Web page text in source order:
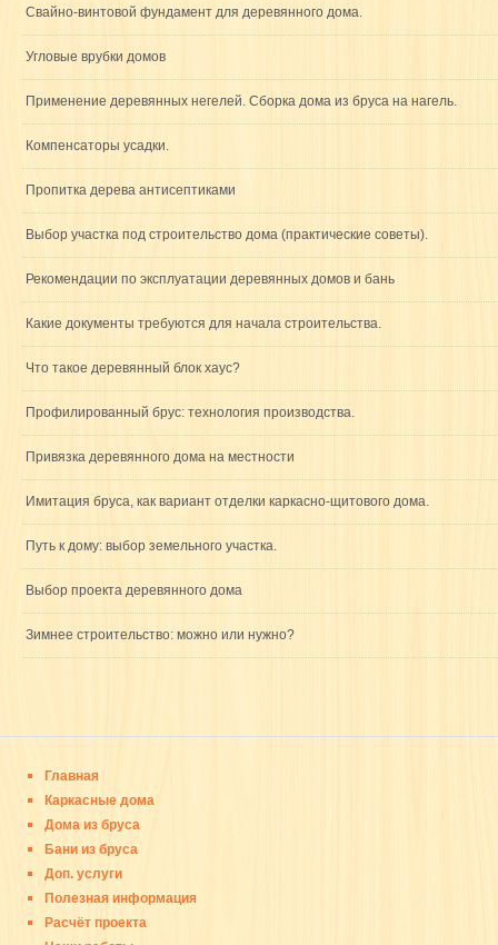
Свайно-винтовой фундамент для деревянного дома.
Угловые врубки домов
Применение деревянных негелей. Сборка дома из бруса на нагель.
Компенсаторы усадки.
Пропитка дерева антисептиками
Выбор участка под строительство дома (практические советы).
Рекомендации по эксплуатации деревянных домов и бань
Какие документы требуются для начала строительства.
Что такое деревянный блок хаус?
Профилированный брус: технология производства.
Привязка деревянного дома на местности
Имитация бруса, как вариант отделки каркасно-щитового дома.
Путь к дому: выбор земельного участка.
Выбор проекта деревянного дома
Зимнее строительство: можно или нужно?
Главная
Каркасные дома
Дома из бруса
Бани из бруса
Доп. услуги
Полезная информация
Расчёт проекта